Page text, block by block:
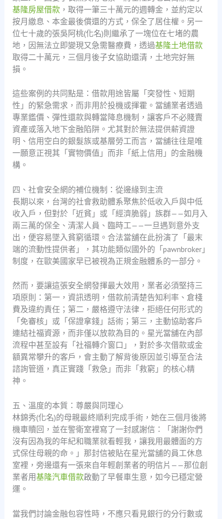
基隆房屋借款，取得一筆三十萬元的週轉金，並約定以
按月繳息、本金最後償還的方式，保全了居住權。另一
位七十歲的張吳阿桃(化名)則繼承了一塊位在七堵的農
地，因無法立即變現又急需醫療費，透過基隆土地借款
取得二十萬元，三個月後子女協助還清，土地完好無
損。
這些案例的共同點是：借款用途皆屬「突發性、短期
性」的緊急需求，而非用於投機或揮霍。當舖業者透過
專業鑑價、彈性還款與轉當降息機制，讓客戶不必賤賣
資產或落入地下金融陷阱。尤其對於無法提供薪資證
明、信用空白的銀髮族或基層勞工而言，當舖往往是唯
一願意正視其「實物價值」而非「紙上信用」的金融機
構。
四、社會安全網的補位機制：從邊緣到主流
長期以來，台灣的社會救助體系聚焦於低收入戶與中低
收入戶，但對於「近貧」或「經濟脆弱」族群——如月入
兩三萬的保全、清潔人員、臨時工——一旦遇到意外支
出，便容易墜入貧窮循環。合法當舖在此扮演了「最末
端的流動性提供者」，其功能類似國外的「pawnbroker」
制度，在歐美國家早已被視為正規金融體系的一部分。
然而，要讓這張安全網發揮最大效用，業者必須堅持三
項原則：第一，資訊透明，借款前清楚告知利率、倉棧
費及違約責任；第二，嚴格遵守法律，拒絕任何形式的
「免審核」或「保證拿錢」話術；第三，主動協助客戶
連結社福資源，而非僅以放款為目的。星光當舖在內部
流程中甚至設有「社福轉介窗口」，對於多次借款或金
額異常攀升的客戶，會主動了解背後原因並引導至合法
諮詢管道，真正實踐「救急」而非「救窮」的核心精
神。
五、溫度的本質：尊嚴與同理心
林錦秀(化名)的母親最終順利完成手術，她在三個月後將
機車贖回，並在警衛室裡寫了一封感謝信：「謝謝你們
沒有因為我的年紀和職業就看輕我，讓我用最體面的方
式保住母親的命。」那封信被貼在星光當舖的員工休息
室裡，旁邊還有一張來自年輕創業者的明信片——那位創
業者用基隆汽車借款啟動了早餐車生意，如今已穩定營
運。
當我們討論金融包容性時，不應只看見銀行的分行數或